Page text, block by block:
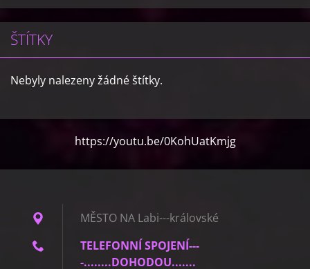
ŠTÍTKY
Nebyly nalezeny žádné štítky.
https://youtu.be/0KohUatKmjg
MĚSTO NA Labi---královské
TELEFONNÍ SPOJENÍ---
-........DOHODOU.......